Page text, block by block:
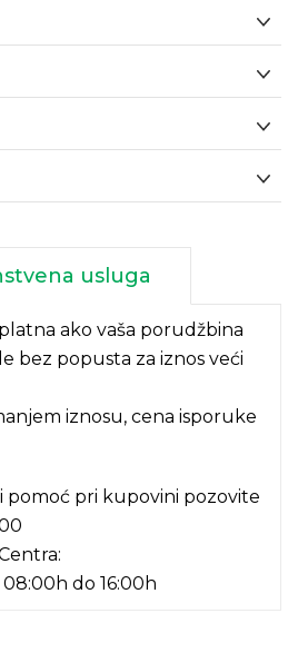
usluga
ako vaša porudžbina
bez popusta za iznos veći
iznosu, cena isporuke
pomoć pri kupovini pozovite
do 16:00h